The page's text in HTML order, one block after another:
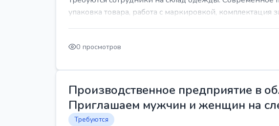
упаковка товара, работа с маркировкой, комплектация
0 просмотров
Производственное предприятие в
Приглашаем мужчин и женщин на
Требуются